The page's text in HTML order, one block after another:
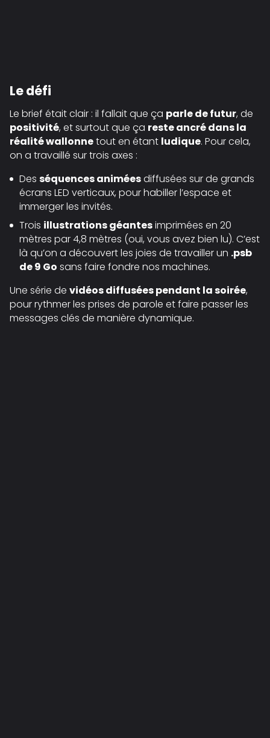
Le défi
Le brief était clair : il fallait que ça parle de futur, de
positivité, et surtout que ça reste ancré dans la
réalité wallonnetout en étant ludique. Pour cela,
on a travaillé sur trois axes :
Des séquences animéesdiffusées sur de grands
écrans LED verticaux, pour habiller l’espace et
immerger les invités.
Trois illustrations géantesimprimées en 20
mètres par 4,8 mètres (oui, vous avez bien lu). C’est
là qu’on a découvert les joies de travailler un .psb
de 9 Go sans faire fondre nos machines.
Une série de vidéos diffusées pendant la soirée,
pour rythmer les prises de parole et faire passer les
messages clés de manière dynamique.